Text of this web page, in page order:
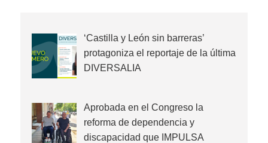
‘Castilla y León sin barreras’
protagoniza el reportaje de la última
DIVERSALIA
Aprobada en el Congreso la
reforma de dependencia y
discapacidad que IMPULSA